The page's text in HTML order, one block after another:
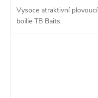
Vysoce atraktivní plovoucí
boilie TB Baits.